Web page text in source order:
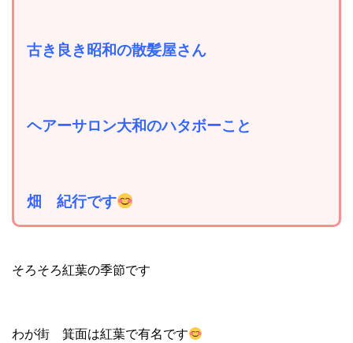
古き良き昭和の散髪屋さん
ヘアーサロン大和のハタボーこと
畑 紀行です
そろそろ紅葉の季節です
わが街 箕面は紅葉で有名です